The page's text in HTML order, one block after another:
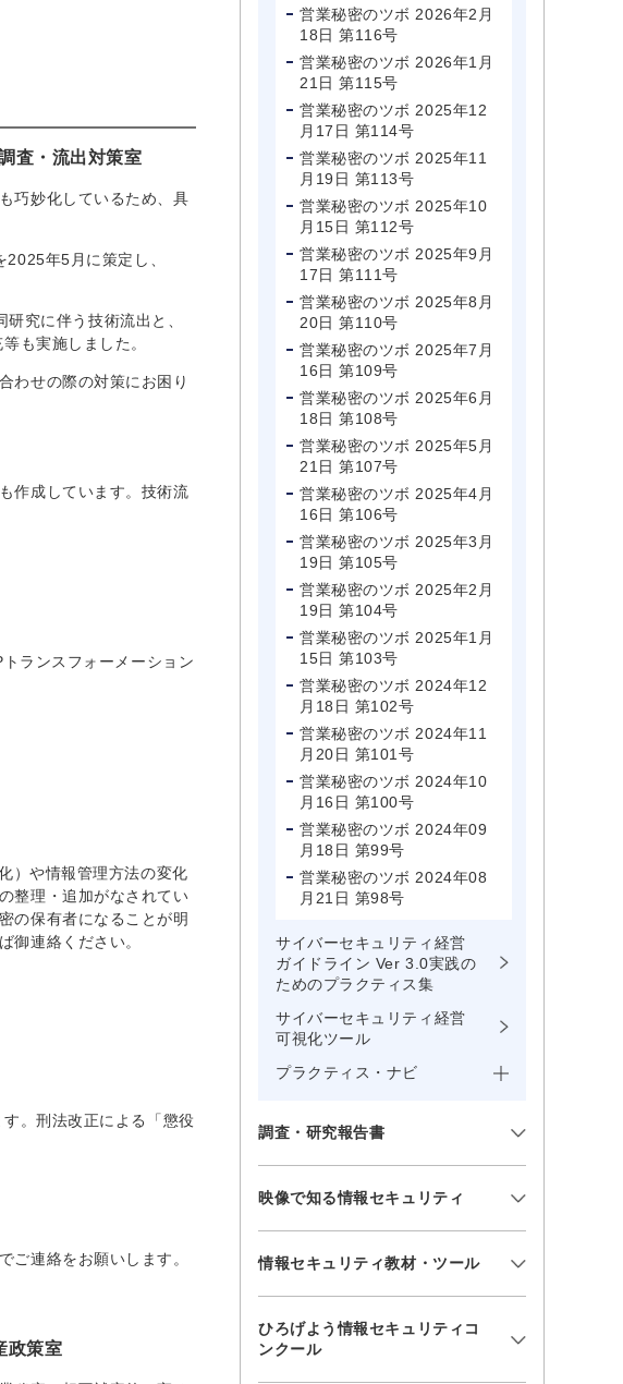
査・流出対策室
巧妙化しているため、具
年5月に策定し、
究に伴う技術流出と、
も実施しました。
わせの際の対策にお困り
作成しています。技術流
ランスフォーメーション
）や情報管理方法の変化
整理・追加がなされてい
の保有者になることが明
御連絡ください。
。刑法改正による「懲役
ご連絡をお願いします。
政策室
営業秘密のツボ 2026年2月
18日 第116号
営業秘密のツボ 2026年1月
21日 第115号
営業秘密のツボ 2025年12
月17日 第114号
営業秘密のツボ 2025年11
月19日 第113号
営業秘密のツボ 2025年10
月15日 第112号
営業秘密のツボ 2025年9月
17日 第111号
営業秘密のツボ 2025年8月
20日 第110号
営業秘密のツボ 2025年7月
16日 第109号
営業秘密のツボ 2025年6月
18日 第108号
営業秘密のツボ 2025年5月
21日 第107号
営業秘密のツボ 2025年4月
16日 第106号
営業秘密のツボ 2025年3月
19日 第105号
営業秘密のツボ 2025年2月
19日 第104号
営業秘密のツボ 2025年1月
15日 第103号
営業秘密のツボ 2024年12
月18日 第102号
営業秘密のツボ 2024年11
月20日 第101号
営業秘密のツボ 2024年10
月16日 第100号
営業秘密のツボ 2024年09
月18日 第99号
営業秘密のツボ 2024年08
月21日 第98号
サイバーセキュリティ経営
ガイドライン Ver 3.0実践の
ためのプラクティス集
サイバーセキュリティ経営
可視化ツール
プラクティス・ナビ
調査・研究報告書
映像で知る情報セキュリティ
情報セキュリティ教材・ツール
ひろげよう情報セキュリティコ
ンクール